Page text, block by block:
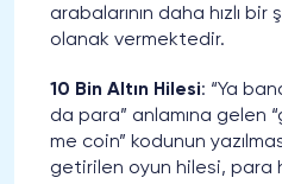
arabalarının daha hızlı bir
olanak vermektedir.
10 Bin Altın Hilesi: “Ya
da para” anlamına gelen
me coin” kodunun
getirilen oyun hilesi, para